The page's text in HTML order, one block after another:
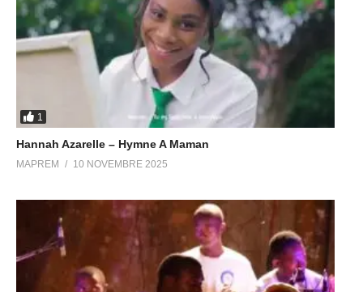
1
Hannah Azarelle – Hymne A Maman
MAPREM 10 NOVEMBRE 2025